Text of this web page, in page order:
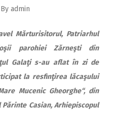
By admin
Mărturisitorul, Patriarhul
parohiei Zărneşti din
Galaţi s-au aflat în zi de
la resfinţirea lăcaşului
Mucenic Gheorghe“, din
Casian, Arhiepiscopul